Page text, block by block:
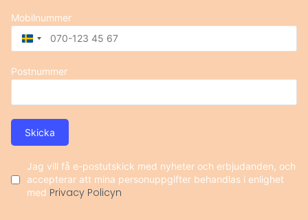
Mobilnummer
Sweden
+46
Postnummer
Skicka
Jag vill få e-postutskick med nyheter och erbjudanden, och
accepterar att mina personuppgifter behandlas i enlighet
med Privacy Policyn